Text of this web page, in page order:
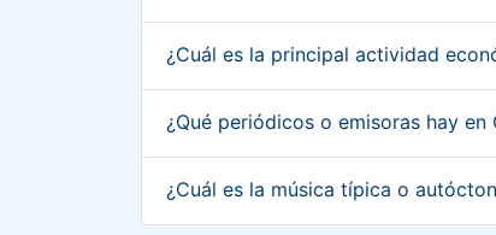
¿Cuál es la principal actividad
¿Qué periódicos o emisoras hay
¿Cuál es la música típica o